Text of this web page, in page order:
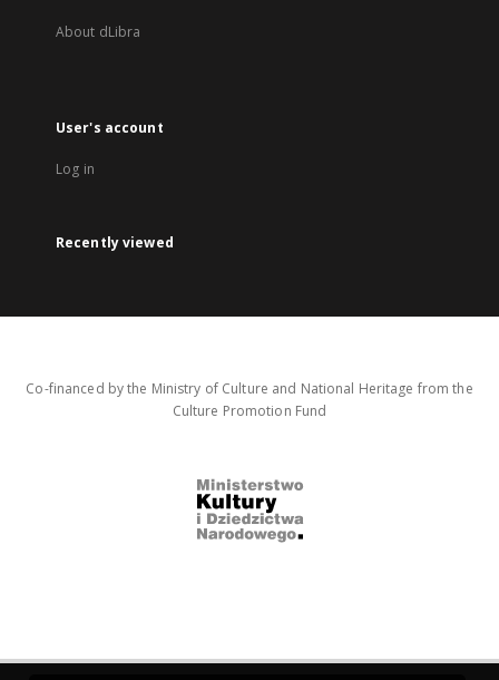
About dLibra
User's account
Log in
Recently viewed
Co-financed by the Ministry of Culture and National Heritage from the
Culture Promotion Fund